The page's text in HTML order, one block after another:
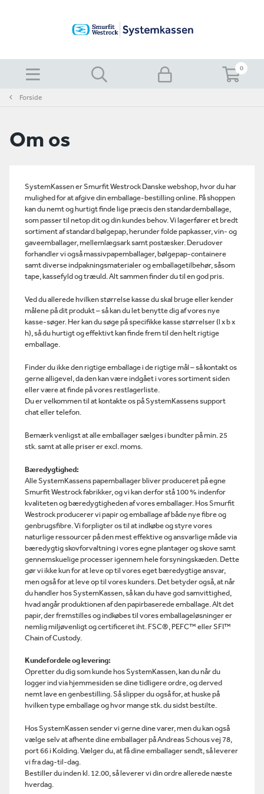
0
Forside
Om os
SystemKassen er Smurfit Westrock Danske webshop, hvor du har
mulighed for at afgive din emballage-bestilling online. På shoppen
kan du nemt og hurtigt finde lige præcis den standardemballage,
som passer til netop dit og din kundes behov. Vi lagerfører et bredt
sortiment af standard bølgepap, herunder folde papkasser, vin- og
gaveemballager, mellemlægsark samt postæsker. Derudover
forhandler vi også massivpapemballager, bølgepap-containere
samt diverse indpakningsmaterialer og emballagetilbehør, såsom
tape, kassefyld og træuld. Alt sammen finder du til en god pris.
Ved du allerede hvilken størrelse kasse du skal bruge eller kender
målene på dit produkt – så kan du let benytte dig af vores nye
kasse-søger. Her kan du søge på specifikke kasse størrelser (l x b x
h), så du hurtigt og effektivt kan finde frem til den helt rigtige
emballage.
Finder du ikke den rigtige emballage i de rigtige mål – så kontakt os
gerne alligevel, da den kan være indgået i vores sortiment siden
eller være at finde på vores restlagerliste.
Du er velkommen til at kontakte os på SystemKassens support
chat eller telefon.
Bemærk venligst at alle emballager sælges i bundter på min. 25
stk. samt at alle priser er excl. moms.
Bæredygtighed:
Alle SystemKassens papemballager bliver produceret på egne
Smurfit Westrock fabrikker, og vi kan derfor stå 100 % indenfor
kvaliteten og bæredygtigheden af vores emballager. Hos Smurfit
Westrock producerer vi papir og emballage af både nye fibre og
genbrugsfibre. Vi forpligter os til at indkøbe og styre vores
naturlige ressourcer på den mest effektive og ansvarlige måde via
bæredygtig skovforvaltning i vores egne plantager og skove samt
gennemskuelige processer igennem hele forsyningskæden. Dette
gør vi ikke kun for at leve op til vores eget bæredygtige ansvar,
men også for at leve op til vores kunders. Det betyder også, at når
du handler hos SystemKassen, så kan du have god samvittighed,
hvad angår produktionen af den papirbaserede emballage. Alt det
papir, der fremstilles og indkøbes til vores emballageløsninger er
nemlig miljøvenligt ogcertificeret iht. FSC®, PEFC™ eller SFI™
Chain of Custody.
Kundefordele og levering:
Opretter du dig som kunde hos SystemKassen, kan du når du
logger ind via hjemmesiden se dine tidligere ordre, og derved
nemt lave en genbestilling. Så slipper du også for, at huske på
hvilken type emballage og hvor mange stk. du sidst bestilte.
Hos SystemKassen sender vi gerne dine varer, men du kan også
vælge selv at afhente dine emballager på Andreas Schous vej 78,
port 66 i Kolding. Vælger du, at få dine emballager sendt, så leverer
vi fra dag-til-dag.
Bestiller du inden kl. 12.00, så leverer vi din ordre allerede næste
hverdag.